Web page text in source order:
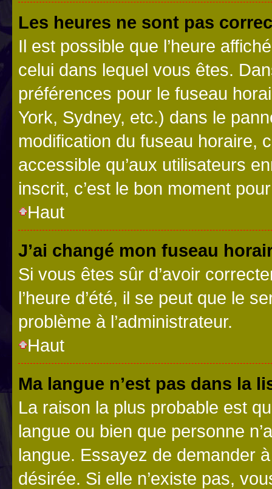
Les heures ne sont pas
Il est possible que l’heure
celui dans lequel vous êtes.
préférences pour le fuseau
York, Sydney, etc.) dans le
modification du fuseau horaire,
accessible qu’aux utilisateurs
inscrit, c’est le bon moment
Haut
J’ai changé mon fuseau
Si vous êtes sûr d’avoir
l’heure d’été, il se peut que le
problème à l’administrateur.
Haut
Ma langue n’est pas dans la
La raison la plus probable est
langue ou bien que personne
langue. Essayez de demander
désirée. Si elle n’existe pas,